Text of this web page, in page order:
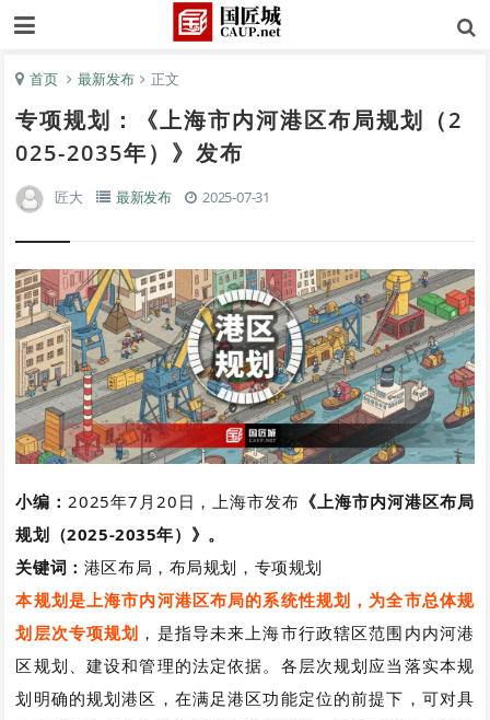
首页 最新发布 正文
专项规划：《上海市内河港区布局规划（2
025-2035年）》发布
匠大 最新发布 2025-07-31
小编：2025年7月20日，上海市发布 《上海市内河港区布局
规划（2025-2035年）》。
关键词： 港区布局，布局规划，专项规划
本规划是上海市内河港区布局的系统性规划，为全市总体规
划层次专项规划 ，是指导未来上海市行政辖区范围内内河港
区规划、建设和管理的法定依据。各层次规划应当落实本规
划明确的规划港区，在满足港区功能定位的前提下，可对具